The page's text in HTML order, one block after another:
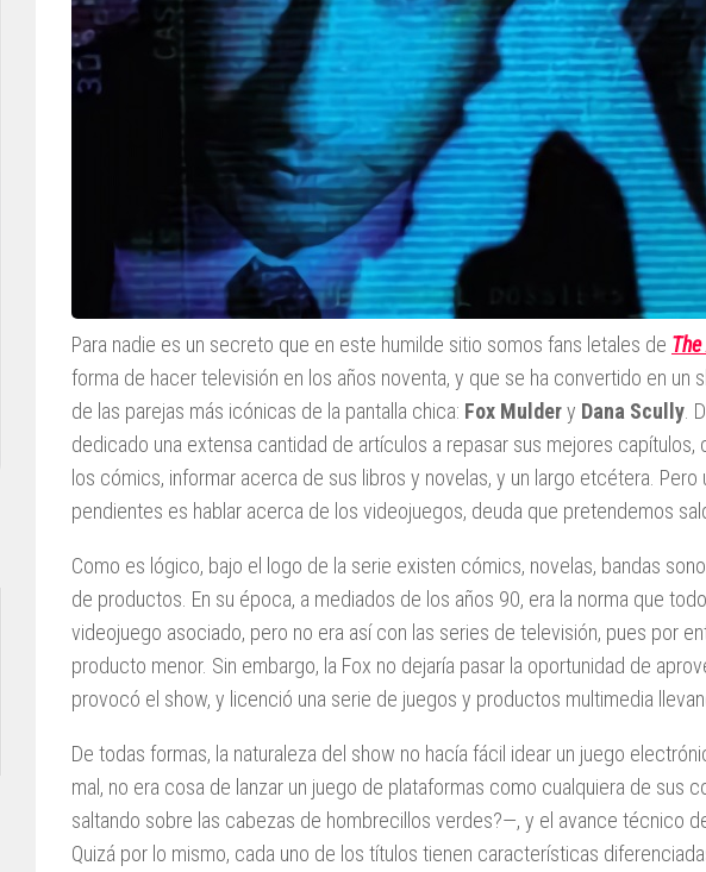
Para nadie es un secreto que en este humilde sitio somos fans letales de
forma de hacer televisión en los años noventa, y que se ha convertido en un
de las parejas más icónicas de la pantalla chica: Fox Muldery Dana Scully .
dedicado una extensa cantidad de artículos a repasar sus mejores capítulos,
los cómics, informar acerca de sus libros y novelas, y un largo etcétera. Pero
pendientes es hablar acerca de los videojuegos, deuda que pretendemos
Como es lógico, bajo el logo de la serie existen cómics, novelas, bandas
de productos. En su época, a mediados de los años 90, era la norma que
videojuego asociado, pero no era así con las series de televisión, pues por
producto menor. Sin embargo, la Fox no dejaría pasar la oportunidad de
provocó el show, y licenció una serie de juegos y productos multimedia
De todas formas, la naturaleza del show no hacía fácil idear un juego
mal, no era cosa de lanzar un juego de plataformas como cualquiera de sus
saltando sobre las cabezas de hombrecillos verdes?—, y el avance técnico
Quizá por lo mismo, cada uno de los títulos tienen características